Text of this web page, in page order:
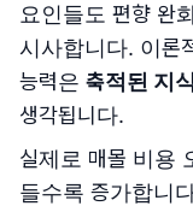
요인들도 편향 완
시사합니다. 이론
능력은 축적된 지
생각됩니다.
실제로 매몰 비용
들수록 증가합니